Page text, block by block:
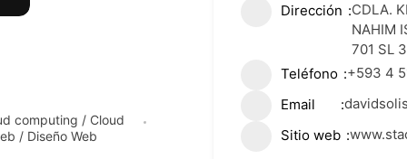
computing / Cloud
/ Diseño Web
Dirección
CDLA.
NAHIM
701 SL
Teléfono +593 4
Email
Sitio web